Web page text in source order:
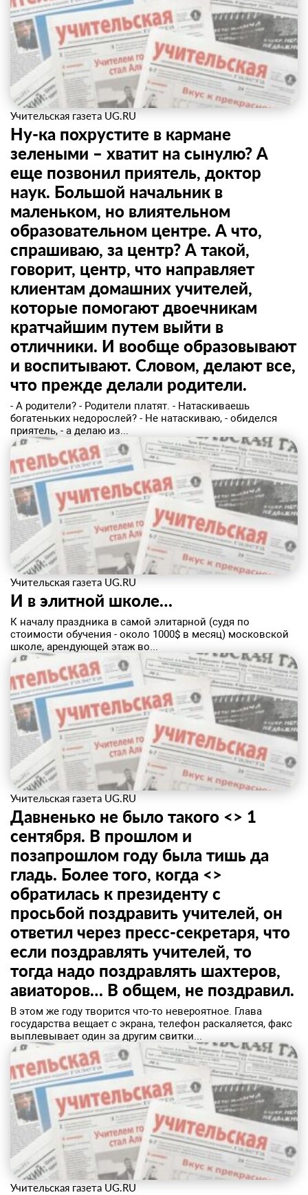
Учительская газета UG.RU
Ну-ка похрустите в кармане
зелеными – хватит на сынулю? А
еще позвонил приятель, доктор
наук. Большой начальник в
маленьком, но влиятельном
образовательном центре. А что,
спрашиваю, за центр? А такой,
говорит, центр, что направляет
клиентам домашних учителей,
которые помогают двоечникам
кратчайшим путем выйти в
отличники. И вообще образовывают
и воспитывают. Словом, делают все,
что прежде делали родители.
- А родители? - Родители платят. - Натаскиваешь
богатеньких недорослей? - Не натаскиваю, - обиделся
приятель, - а делаю из...
Учительская газета UG.RU
И в элитной школе…
К началу праздника в самой элитарной (судя по
стоимости обучения - около 1000$ в месяц) московской
школе, арендующей этаж во...
Учительская газета UG.RU
Давненько не было такого <> 1
сентября. В прошлом и
позапрошлом году была тишь да
гладь. Более того, когда <>
обратилась к президенту с
просьбой поздравить учителей, он
ответил через пресс-секретаря, что
если поздравлять учителей, то
тогда надо поздравлять шахтеров,
авиаторов… В общем, не поздравил.
В этом же году творится что-то невероятное. Глава
государства вещает с экрана, телефон раскаляется, факс
выплевывает один за другим свитки...
Учительская газета UG.RU